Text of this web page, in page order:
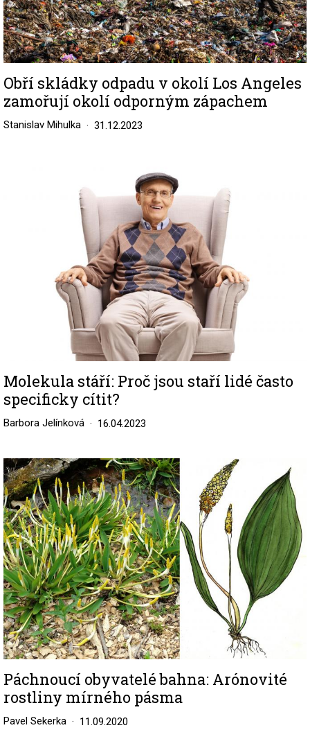
Obří skládky odpadu v okolí Los Angeles
zamořují okolí odporným zápachem
Stanislav Mihulka 31.12.2023
Molekula stáří: Proč jsou staří lidé často
specificky cítit?
Barbora Jelínková 16.04.2023
Image
Páchnoucí obyvatelé bahna: Arónovité
rostliny mírného pásma
Pavel Sekerka 11.09.2020